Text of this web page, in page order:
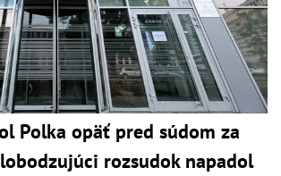
Polka opäť pred súdom za
rozsudok napadol